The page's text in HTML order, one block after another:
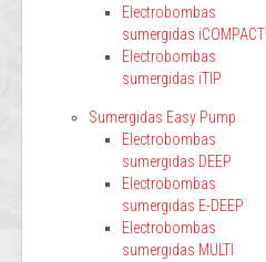
Electrobombas
sumergidas iCOMPACT
Electrobombas
sumergidas iTIP
Sumergidas Easy Pump
Electrobombas
sumergidas DEEP
Electrobombas
sumergidas E-DEEP
Electrobombas
sumergidas MULTI